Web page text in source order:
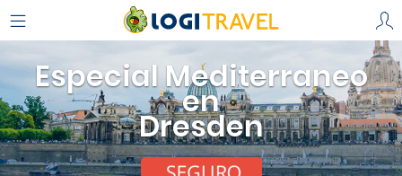
Especial Mediterraneo
en
Dresden